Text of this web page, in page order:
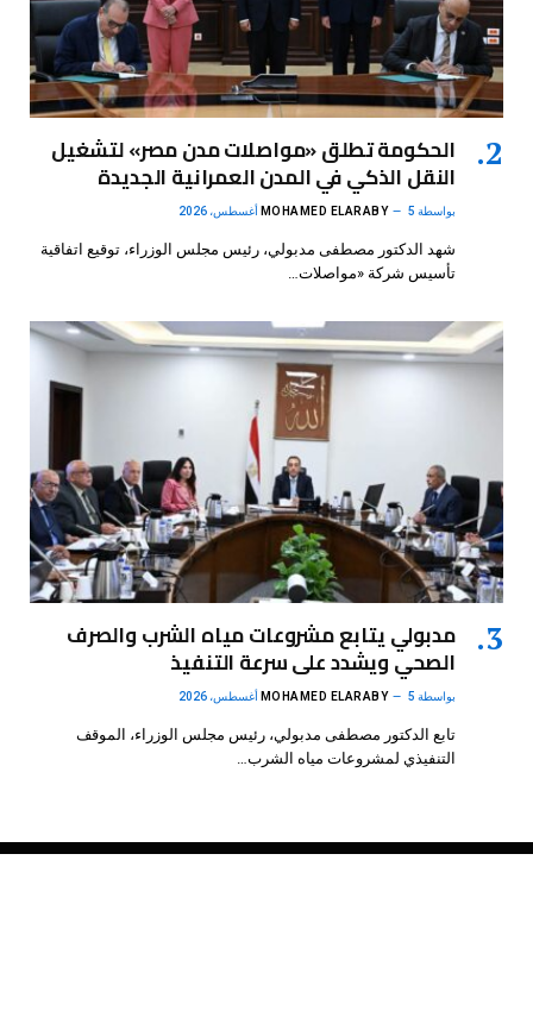
الحكومة تطلق «مواصلات مدن مصر» لتشغيل
النقل الذكي في المدن العمرانية الجديدة
بواسطة MOHAMED ELARABY 5 أغسطس، 2026
شهد الدكتور مصطفى مدبولي، رئيس مجلس الوزراء، توقيع اتفاقية
تأسيس شركة «مواصلات…
مدبولي يتابع مشروعات مياه الشرب والصرف
الصحي ويشدد على سرعة التنفيذ
بواسطة MOHAMED ELARABY 5 أغسطس، 2026
تابع الدكتور مصطفى مدبولي، رئيس مجلس الوزراء، الموقف
التنفيذي لمشروعات مياه الشرب…